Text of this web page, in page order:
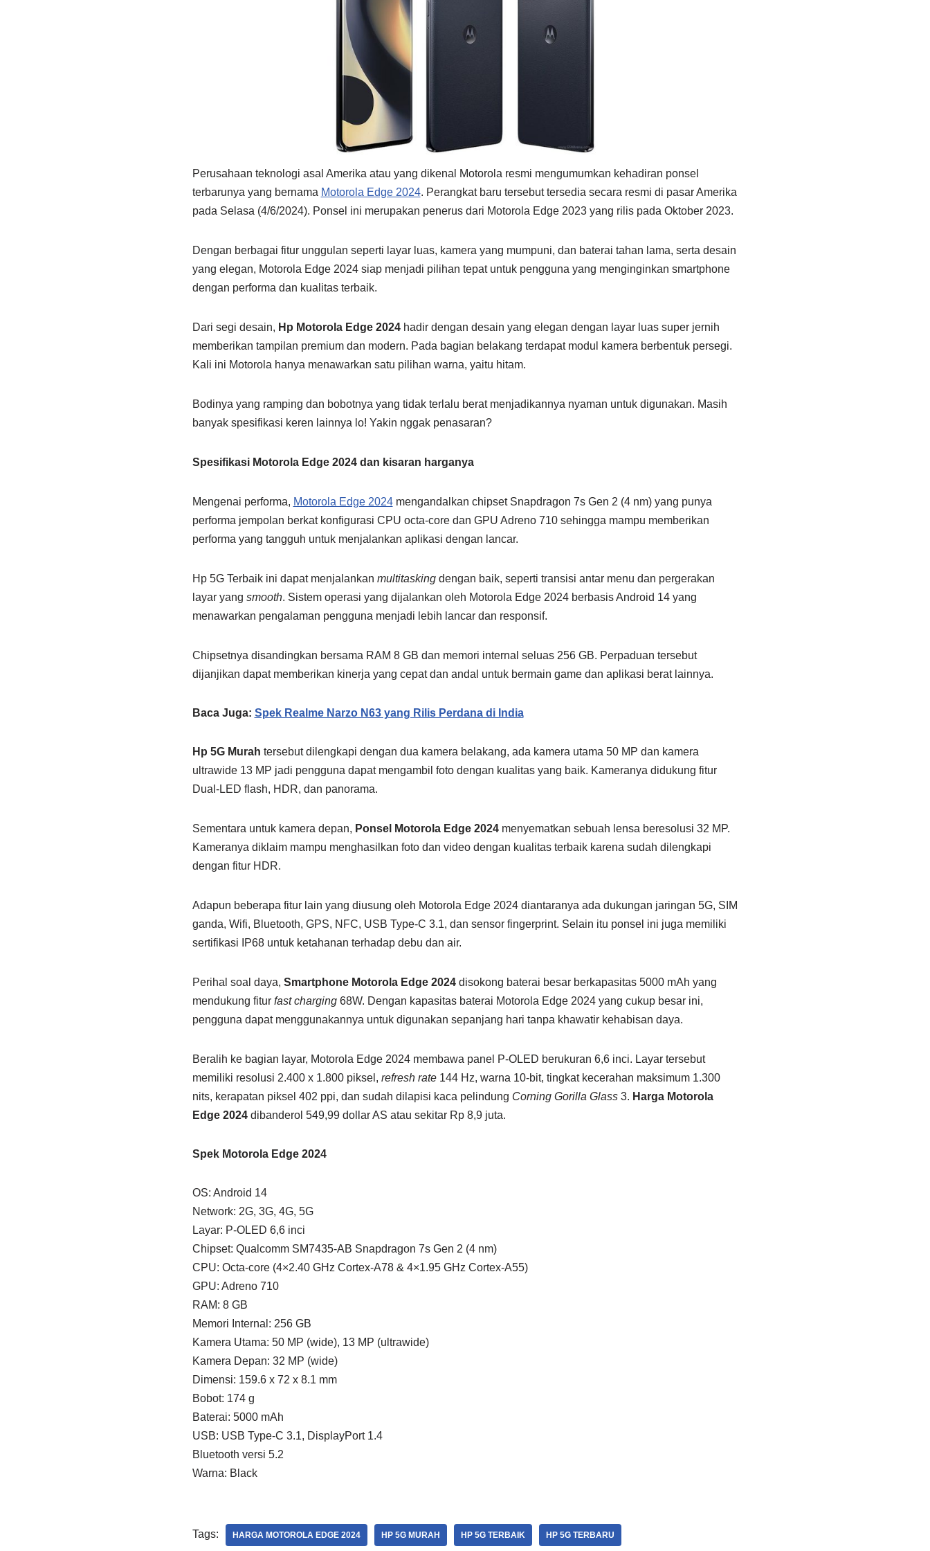
Perusahaan teknologi asal Amerika atau yang dikenal Motorola resmi mengumumkan kehadiran ponsel
terbarunya yang bernama Motorola Edge 2024. Perangkat baru tersebut tersedia secara resmi di pasar Amerika
pada Selasa (4/6/2024). Ponsel ini merupakan penerus dari Motorola Edge 2023 yang rilis pada Oktober 2023.
Dengan berbagai fitur unggulan seperti layar luas, kamera yang mumpuni, dan baterai tahan lama, serta desain
yang elegan, Motorola Edge 2024 siap menjadi pilihan tepat untuk pengguna yang menginginkan smartphone
dengan performa dan kualitas terbaik.
Dari segi desain, Hp Motorola Edge 2024hadir dengan desain yang elegan dengan layar luas super jernih
memberikan tampilan premium dan modern. Pada bagian belakang terdapat modul kamera berbentuk persegi.
Kali ini Motorola hanya menawarkan satu pilihan warna, yaitu hitam.
Bodinya yang ramping dan bobotnya yang tidak terlalu berat menjadikannya nyaman untuk digunakan. Masih
banyak spesifikasi keren lainnya lo! Yakin nggak penasaran?
Spesifikasi Motorola Edge 2024 dan kisaran harganya
Mengenai performa, Motorola Edge 2024mengandalkan chipset Snapdragon 7s Gen 2 (4 nm) yang punya
performa jempolan berkat konfigurasi CPU octa-core dan GPU Adreno 710 sehingga mampu memberikan
performa yang tangguh untuk menjalankan aplikasi dengan lancar.
Hp 5G Terbaik ini dapat menjalankan multitaskingdengan baik, seperti transisi antar menu dan pergerakan
layar yang smooth. Sistem operasi yang dijalankan oleh Motorola Edge 2024 berbasis Android 14 yang
menawarkan pengalaman pengguna menjadi lebih lancar dan responsif.
Chipsetnya disandingkan bersama RAM 8 GB dan memori internal seluas 256 GB. Perpaduan tersebut
dijanjikan dapat memberikan kinerja yang cepat dan andal untuk bermain game dan aplikasi berat lainnya.
Baca Juga: Spek Realme Narzo N63 yang Rilis Perdana di India
Hp 5G Murah tersebut dilengkapi dengan dua kamera belakang, ada kamera utama 50 MP dan kamera
ultrawide 13 MP jadi pengguna dapat mengambil foto dengan kualitas yang baik. Kameranya didukung fitur
Dual-LED flash, HDR, dan panorama.
Sementara untuk kamera depan, Ponsel Motorola Edge 2024menyematkan sebuah lensa beresolusi 32 MP.
Kameranya diklaim mampu menghasilkan foto dan video dengan kualitas terbaik karena sudah dilengkapi
dengan fitur HDR.
Adapun beberapa fitur lain yang diusung oleh Motorola Edge 2024 diantaranya ada dukungan jaringan 5G, SIM
ganda, Wifi, Bluetooth, GPS, NFC, USB Type-C 3.1, dan sensor fingerprint. Selain itu ponsel ini juga memiliki
sertifikasi IP68 untuk ketahanan terhadap debu dan air.
Perihal soal daya, Smartphone Motorola Edge 2024disokong baterai besar berkapasitas 5000 mAh yang
mendukung fitur fast charging68W. Dengan kapasitas baterai Motorola Edge 2024 yang cukup besar ini,
pengguna dapat menggunakannya untuk digunakan sepanjang hari tanpa khawatir kehabisan daya.
Beralih ke bagian layar, Motorola Edge 2024 membawa panel P-OLED berukuran 6,6 inci. Layar tersebut
memiliki resolusi 2.400 x 1.800 piksel, refresh rate144 Hz, warna 10-bit, tingkat kecerahan maksimum 1.300
nits, kerapatan piksel 402 ppi, dan sudah dilapisi kaca pelindung Corning Gorilla Glass3. Harga Motorola
Edge 2024dibanderol 549,99 dollar AS atau sekitar Rp 8,9 juta.
Spek Motorola Edge 2024
OS: Android 14
Network: 2G, 3G, 4G, 5G
Layar: P-OLED 6,6 inci
Chipset: Qualcomm SM7435-AB Snapdragon 7s Gen 2 (4 nm)
CPU: Octa-core (4×2.40 GHz Cortex-A78 & 4×1.95 GHz Cortex-A55)
GPU: Adreno 710
RAM: 8 GB
Memori Internal: 256 GB
Kamera Utama: 50 MP (wide), 13 MP (ultrawide)
Kamera Depan: 32 MP (wide)
Dimensi: 159.6 x 72 x 8.1 mm
Bobot: 174 g
Baterai: 5000 mAh
USB: USB Type-C 3.1, DisplayPort 1.4
Bluetooth versi 5.2
Warna: Black
Tags: HARGA MOTOROLA EDGE 2024 HP 5G MURAH HP 5G TERBAIK HP 5G TERBARU